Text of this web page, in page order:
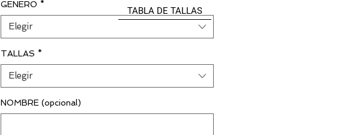
GENERO *
Elegir
TALLAS *
Elegir
NOMBRE (opcional)
TABLA DE TALLAS